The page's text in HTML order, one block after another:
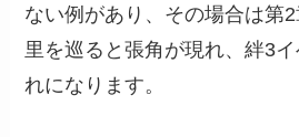
ない例があり、その場合は第
里を巡ると張角が現れ、絆3
れになります。